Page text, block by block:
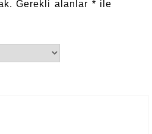
Gerekli alanlar * ile